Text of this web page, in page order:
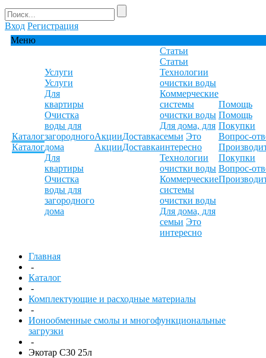
Вход Регистрация
Меню
Каталог
Каталог
Услуги
Услуги
Для
квартиры
Очистка
воды для
загородного
дома
Для
квартиры
Очистка
воды для
загородного
дома
Акции
Акции
Доставка
Доставка
Статьи
Статьи
Технологии
очистки воды
Коммерческие
системы
очистки воды
Для дома, для
семьи Это
интересно
Технологии
очистки воды
Коммерческие
системы
очистки воды
Для дома, для
семьи Это
интересно
Помощь
Помощь
Покупки
Вопрос-
Покупки
Вопрос-
Главная
-
Каталог
-
Комплектующие и расходные материалы
-
Ионообменные смолы и многофункциональные
загрузки
-
Экотар C30 25л